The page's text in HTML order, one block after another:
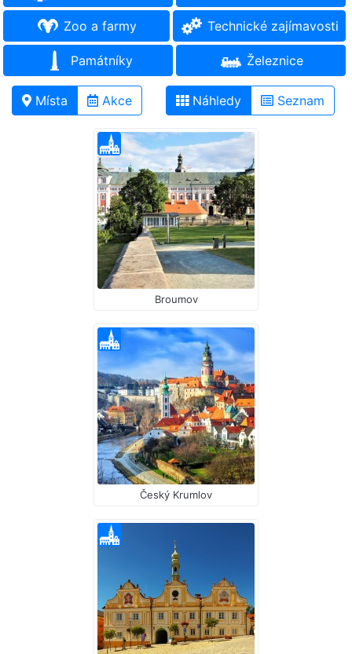
Zoo a farmy Technické zajímavosti
Památníky Železnice
Místa Akce Náhledy Seznam
Broumov
Český Krumlov